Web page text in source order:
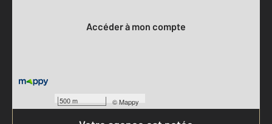
500 m ©Mappy
Accéder à mon compte